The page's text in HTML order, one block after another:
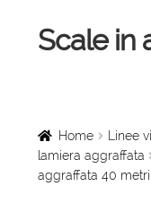
Vai
alla
Vai
al
Scale in
Scale a
Scale per interni
Home Linee
lamiera aggraffata
aggraffata 40